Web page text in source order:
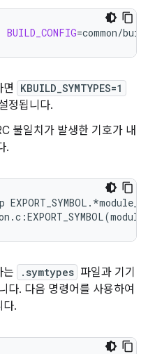
BUILD_CONFIG=common/
면 KBUILD_SYMTYPES=1
정됩니다.
불일치가 발생한 기호가 내
.
(
는 .symtypes 파일과 기기
다. 다음 명령어를 사용하여
다.